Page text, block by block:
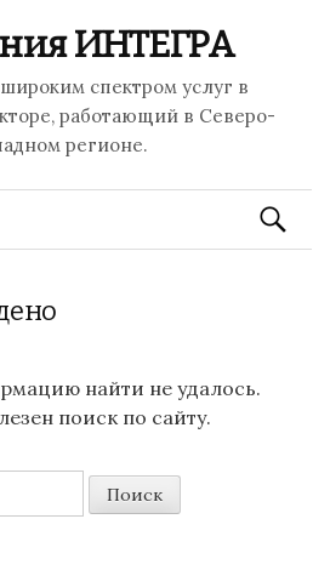
ИНТЕГРА
спектром услуг в
работающий в Северо-
регионе.
Найти:
найти не удалось.
поиск по сайту.